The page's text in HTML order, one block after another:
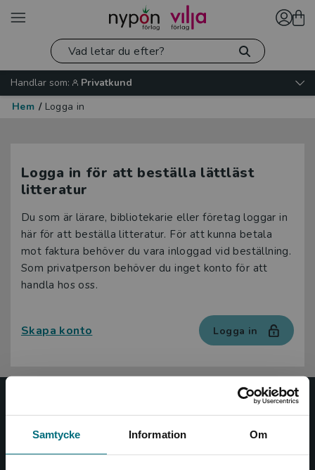
Samtycke Information Om
Handlar som:
Privatkund
Hem / Logga in
Logga in för att beställa lättläst
litteratur
Du som är lärare, bibliotekarie eller företag loggar in
här för att beställa litteratur. För att kunna betala
mot faktura behöver du vara inloggad vid beställning.
Som privatperson behöver du inget konto för att
handla hos oss.
Skapa konto Logga in
Nypon och Vilja
Nypon och Vilja förlag ger ut böcker som väcker läslust